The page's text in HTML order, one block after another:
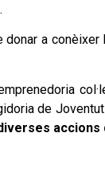
a
de